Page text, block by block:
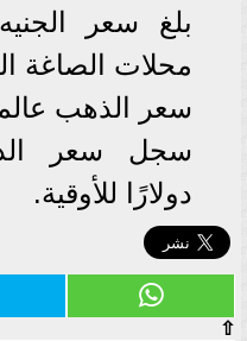
بلغ سعر
محلات الصاغة المحلية
سعر الذهب
دولارًا للأوقية.
⇧